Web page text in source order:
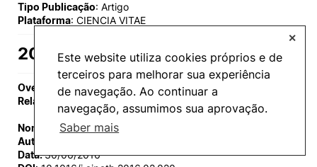
Este website utiliza cookies próprios e de
terceiros para melhorar sua experiência
de navegação. Ao continuar a
navegação, assumimos sua aprovação.
Saber mais
✕
Tipo Publicação: Artigo
Plataforma: CIENCIA VITAE
2016
Overexpression of Protocadherin-10 in Transthyretin-
Related Familial Amyloidotic Polyneuropathy
Nome
: Diana Raquel Fernandes Martins
Autores
Data:30/06/2016